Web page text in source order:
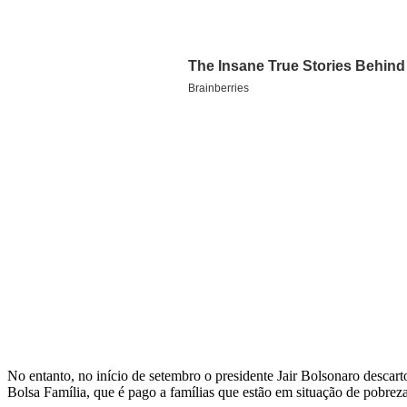
No entanto, no início de setembro o presidente Jair Bolsonaro
Bolsa Família, que é pago a famílias que estão em situação de